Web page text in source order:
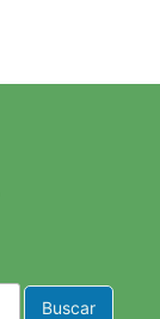
Buscar